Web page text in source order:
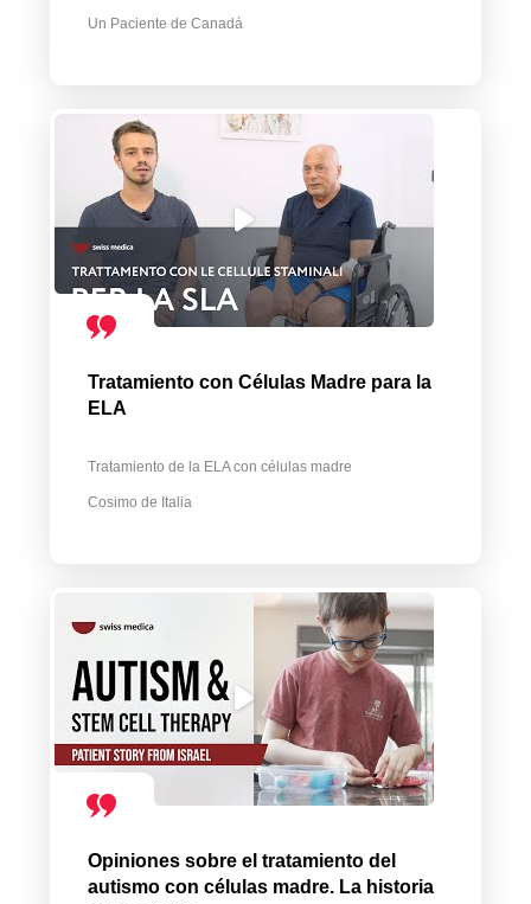
Un Paciente de Canadá
Tratamiento con Células Madre para la
ELA
Tratamiento de la ELA con células madre
Cosimo de Italia
Opiniones sobre el tratamiento del
autismo con células madre. La historia